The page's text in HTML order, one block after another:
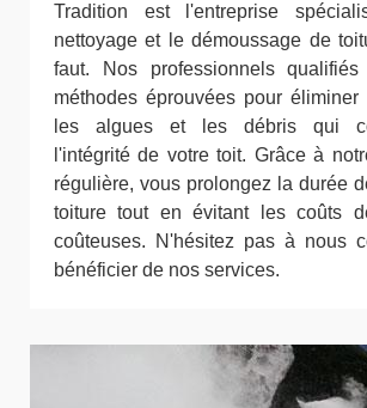
Tradition est l'entreprise
nettoyage et le démoussage de
faut. Nos professionnels
méthodes éprouvées pour éliminer
les algues et les débris qui
l'intégrité de votre toit. Grâce à
régulière, vous prolongez la durée
toiture tout en évitant les coûts
coûteuses. N'hésitez pas à nous
bénéficier de nos services.